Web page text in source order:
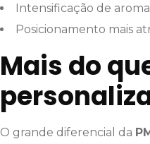
Intensificação de
Posicionamento mais
Mais do
O grande diferencial da